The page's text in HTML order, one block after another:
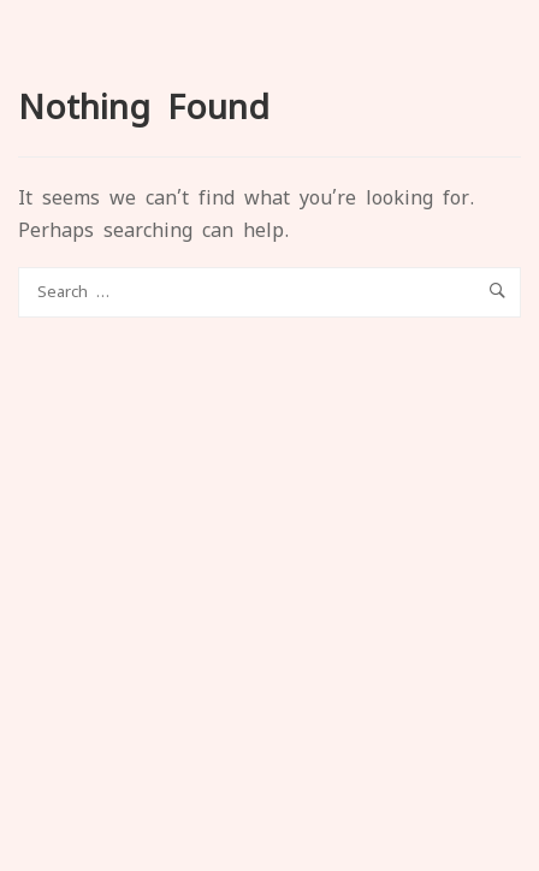
Nothing Found
It seems we can’t find what you’re looking for.
Perhaps searching can help.